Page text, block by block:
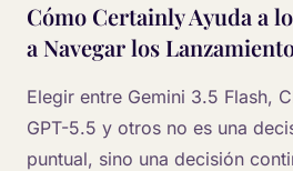
Cómo Certainly Ayuda a
a Navegar los
Elegir entre Gemini 3.5 Flash,
GPT-5.5 y otros no es una
puntual, sino una decisión